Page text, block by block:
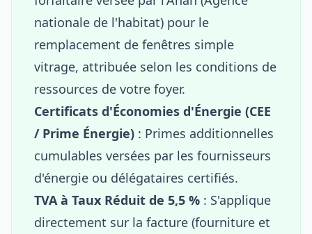
nationale de l'habitat) pour le
remplacement de fenêtres simple
vitrage, attribuée selon les conditions de
ressources de votre foyer.
Certificats d'Économies d'Énergie (CEE
/ Prime Énergie) : Primes additionnelles
cumulables versées par les fournisseurs
d'énergie ou délégataires certifiés.
TVA à Taux Réduit de 5,5 % : S'applique
directement sur la facture (fourniture et